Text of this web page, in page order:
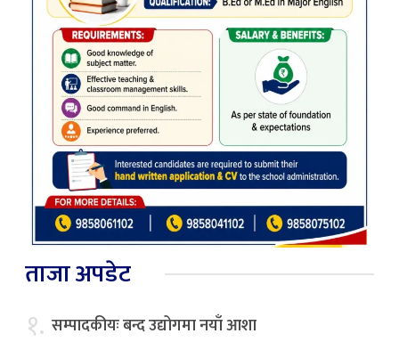
ताजा अपडेट
१. सम्पादकीयः बन्द उद्योगमा नयाँ आशा